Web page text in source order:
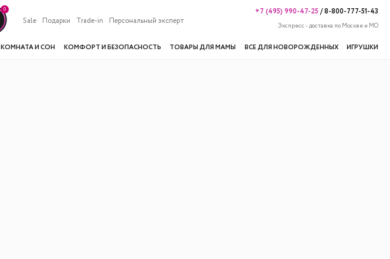
0
Sale Подарки Trade-in Персональный эксперт
+7 (495) 990-47-25/8-800-777-51-43
Экспресс - доставка по Москве и МО
КОМНАТА И СОН КОМФОРТ И БЕЗОПАСНОСТЬ ТОВАРЫ ДЛЯ МАМЫ ВСЕ ДЛЯ НОВОРОЖДЕННЫХ ИГРУШКИ